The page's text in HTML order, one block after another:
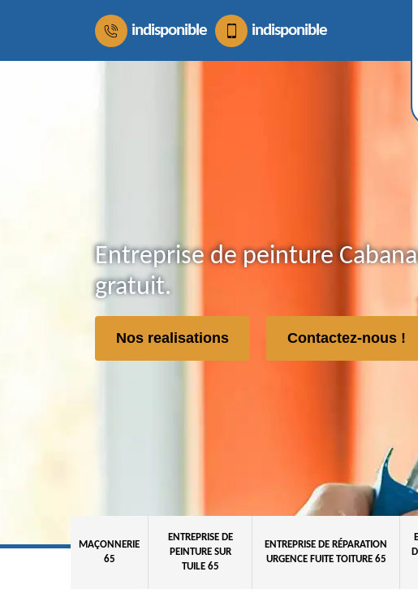
indisponible indisponible
Entreprise de peinture
gratuit.
Nos realisations Contactez-nous !
MAÇONNERIE
65
ENTREPRISE DE
PEINTURE SUR
TUILE 65
ENTREPRISE DE RÉPARATION
URGENCE FUITE TOITURE 65